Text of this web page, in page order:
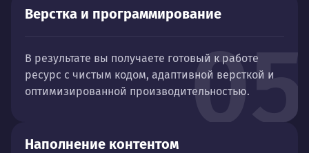
05
Верстка и программирование
В результате вы получаете готовый к работе
ресурс с чистым кодом, адаптивной версткой и
оптимизированной производительностью.
Наполнение контентом